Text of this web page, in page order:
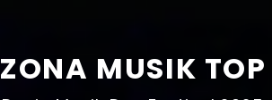
ZONA MUSIK TOP